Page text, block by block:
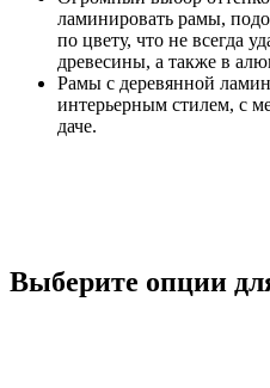
ламинировать рамы,
по цвету, что не всегда
древесины, а также в
Рамы с деревянной
интерьерным стилем, с
даче.
Выберите опции